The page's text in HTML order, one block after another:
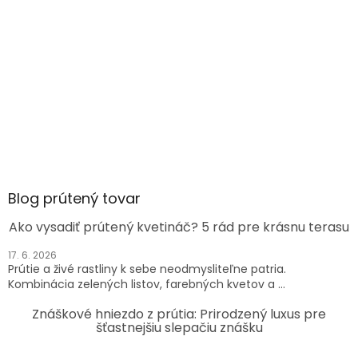
Blog prútený tovar
Ako vysadiť prútený kvetináč? 5 rád pre krásnu terasu
17. 6. 2026
Prútie a živé rastliny k sebe neodmysliteľne patria.
Kombinácia zelených listov, farebných kvetov a ...
Znáškové hniezdo z prútia: Prirodzený luxus pre
šťastnejšiu slepačiu znášku